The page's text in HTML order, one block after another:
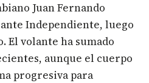
Juan Fernando
Independiente, luego
El volante ha sumado
aunque el cuerpo
progresiva para